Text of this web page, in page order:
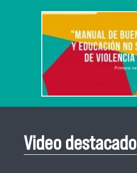
Video destacado